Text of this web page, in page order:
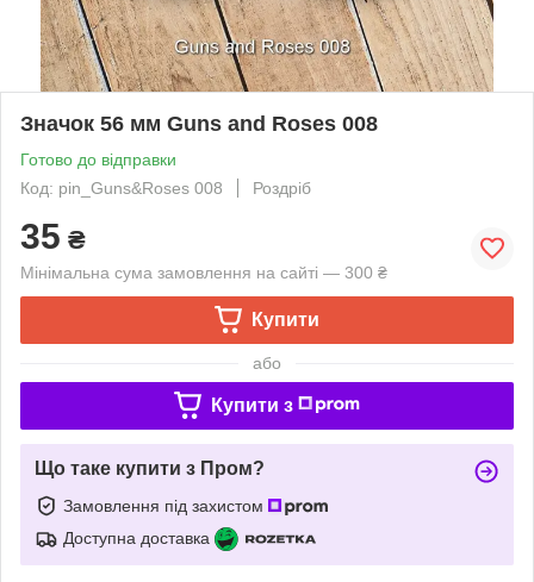
Значок 56 мм Guns and Roses 008
Готово до відправки
Код: pin_Guns&Roses 008
Роздріб
35 ₴
Мінімальна сума замовлення на сайті — 300 ₴
Купити
або
Купити з
Що таке купити з Пром?
Замовлення під захистом
Доступна доставка